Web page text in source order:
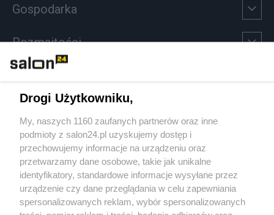
Gospodarka
Rozmaitości
Sport
Społeczeństwo
Kultura
Drogi Użytkowniku,
My, naszych 1160 zaufanych partnerów oraz inne
podmioty z salon24.pl uzyskujemy dostęp i
przechowujemy informacje na urządzeniu oraz
przetwarzamy dane osobowe, takie jak unikalne
identyfikatory, standardowe informacje wysyłane przez
urządzenie czy dane przeglądania w celu zapewniania
spersonalizowanych reklam, wybór spersonalizowanych